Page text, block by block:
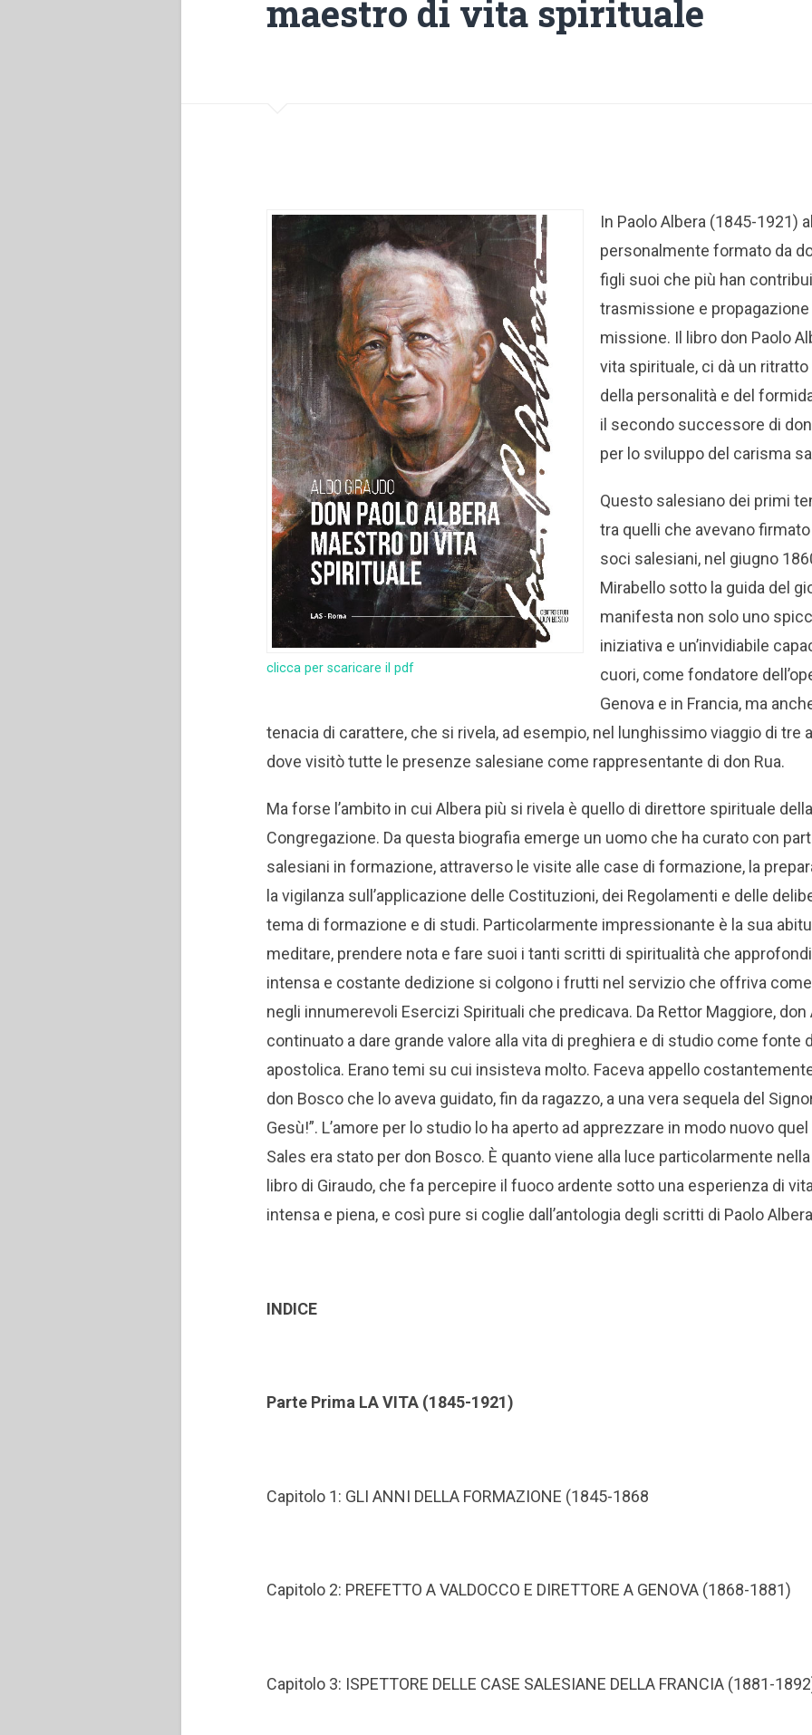
maestro di vita spirituale
clicca per scaricare il pdf
In Paolo Albera (1845-1921)
personalmente formato da
figli suoi che più han
trasmissione e
missione. Il libro don Paolo
vita spirituale, ci dà un
della personalità e del
il secondo successore di
per lo sviluppo del carisma
Questo salesiano dei primi
tra quelli che avevano
soci salesiani, nel giugno
Mirabello sotto la guida del
manifesta non solo uno
iniziativa e un’invidiabile
cuori, come fondatore
Genova e in Francia, ma
tenacia di carattere, che si rivela, ad esempio, nel lunghissimo viaggio di tre
dove visitò tutte le presenze salesiane come rappresentante di don Rua.
Ma forse l’ambito in cui Albera più si rivela è quello di direttore spirituale
Congregazione. Da questa biografia emerge un uomo che ha curato con
salesiani in formazione, attraverso le visite alle case di formazione, la
la vigilanza sull’applicazione delle Costituzioni, dei Regolamenti e delle
tema di formazione e di studi. Particolarmente impressionante è la sua
meditare, prendere nota e fare suoi i tanti scritti di spiritualità che
intensa e costante dedizione si colgono i frutti nel servizio che offriva
negli innumerevoli Esercizi Spirituali che predicava. Da Rettor Maggiore, don
continuato a dare grande valore alla vita di preghiera e di studio come fonte
apostolica. Erano temi su cui insisteva molto. Faceva appello
don Bosco che lo aveva guidato, fin da ragazzo, a una vera sequela del
Gesù!”. L’amore per lo studio lo ha aperto ad apprezzare in modo nuovo
Sales era stato per don Bosco. È quanto viene alla luce particolarmente
libro di Giraudo, che fa percepire il fuoco ardente sotto una esperienza di
intensa e piena, e così pure si coglie dall’antologia degli scritti di Paolo
INDICE
Parte Prima LA VITA (1845-1921)
Capitolo 1: GLI ANNI DELLA FORMAZIONE (1845-1868
Capitolo 2: PREFETTO A VALDOCCO E DIRETTORE A GENOVA (1868-1881)
Capitolo 3: ISPETTORE DELLE CASE SALESIANE DELLA FRANCIA (1881-